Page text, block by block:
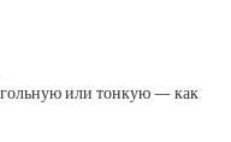
или тонкую — как